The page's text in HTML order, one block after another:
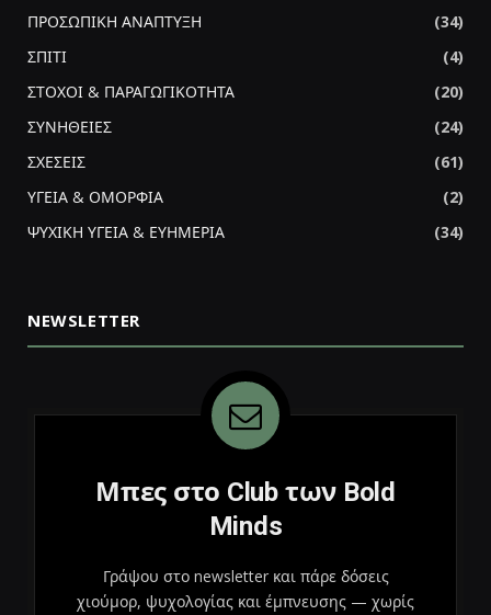
ΠΡΟΣΩΠΙΚΗ ΑΝΑΠΤΥΞΗ
(34)
ΣΠΙΤΙ
(4)
ΣΤΟΧΟΙ & ΠΑΡΑΓΩΓΙΚΟΤΗΤΑ
(20)
ΣΥΝΗΘΕΙΕΣ
(24)
ΣΧΕΣΕΙΣ
(61)
ΥΓΕΙΑ & ΟΜΟΡΦΙΑ
(2)
ΨΥΧΙΚΗ ΥΓΕΙΑ & ΕΥΗΜΕΡΙΑ
(34)
NEWSLETTER
Μπες στο Club των Bold
Minds
Γράψου στο newsletter και πάρε δόσεις
χιούμορ, ψυχολογίας και έμπνευσης — χωρίς